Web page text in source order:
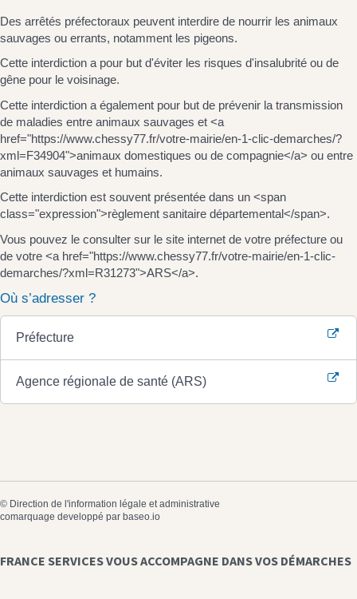
Des arrêtés préfectoraux peuvent interdire de nourrir les animaux
sauvages ou errants, notamment les pigeons.
Cette interdiction a pour but d'éviter les risques d'insalubrité ou de
gêne pour le voisinage.
Cette interdiction a également pour but de prévenir la transmission
de maladies entre animaux sauvages et <a
href="https://www.chessy77.fr/votre-mairie/en-1-clic-demarches/?
xml=F34904">animaux domestiques ou de compagnie</a> ou entre
animaux sauvages et humains.
Cette interdiction est souvent présentée dans un <span
class="expression">règlement sanitaire départemental</span>.
Vous pouvez le consulter sur le site internet de votre préfecture ou
de votre <a href="https://www.chessy77.fr/votre-mairie/en-1-clic-
demarches/?xml=R31273">ARS</a>.
Où s’adresser ?
Préfecture
Agence régionale de santé (ARS)
© Direction de l'information légale et administrative
comarquage developpé par baseo.io
FRANCE SERVICES VOUS ACCOMPAGNE DANS VOS DÉMARCHES